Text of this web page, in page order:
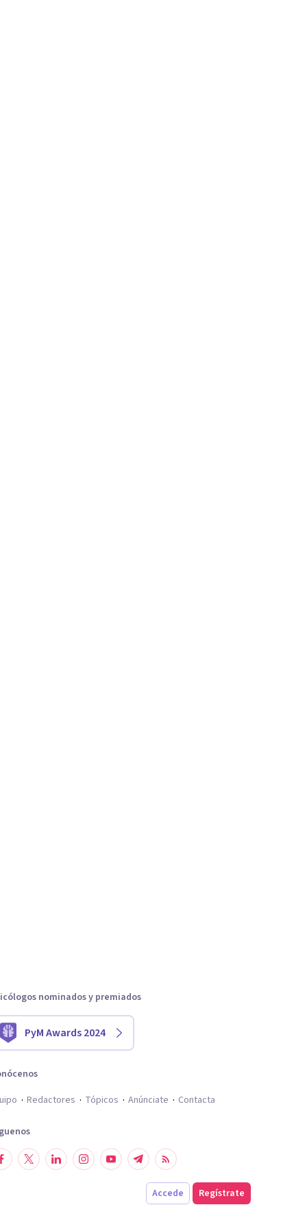
nominados y premiados
PyM Awards 2024
Redactores Tópicos Anúnciate Contacta
Accede Regístrate